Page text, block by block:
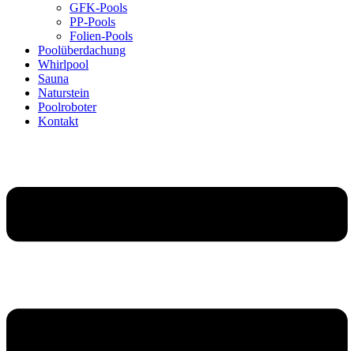
GFK-Pools
PP-Pools
Folien-Pools
Poolüberdachung
Whirlpool
Sauna
Naturstein
Poolroboter
Kontakt